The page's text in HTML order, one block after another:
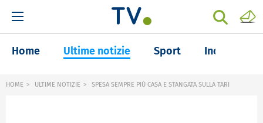
Home Ultime notizie Sport Inchieste
HOME ULTIME NOTIZIE SPESA SEMPRE PIÙ CASA E STANGATA SULLA TARI